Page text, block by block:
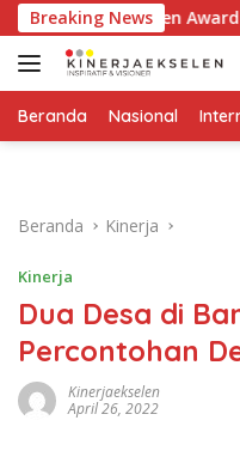
Langsung
ke
konten
Breaking News
Ekselen Award II-2026
Beranda Nasional
Beranda Kinerja
Kinerja
Dua Desa di
Percontohan
Kinerjaekselen
April 26, 2022